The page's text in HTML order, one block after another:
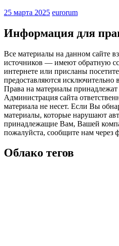
25 марта 2025 eurorum
Информация для
Все материалы на данном сайте
источников — имеют обратную
интернете или присланы
предоставляются исключительно
Права на материалы принадлежат
Администрация сайта
материала не несет. Если Вы
материалы, которые нарушают
принадлежащие Вам, Вашей
пожалуйста, сообщите нам через
Облако тегов